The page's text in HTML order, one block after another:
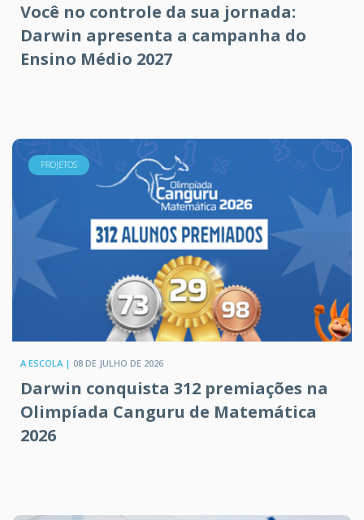
Você no controle da sua jornada:
Darwin apresenta a campanha do
Ensino Médio 2027
PROJETOS
A ESCOLA | 08 DE JULHO DE 2026
Darwin conquista 312 premiações na
Olimpíada Canguru de Matemática
2026